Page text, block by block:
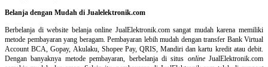
Belanja dengan Mudah di Jualelektronik.com
Berbelanja diwebsite belanja online JualElektronik.com sangat mudah karena memiliki
metode pembayaran yang beragam. Pembayaran lebih mudah dengan transfer Bank Virtual
Account BCA, Gopay, Akulaku, Shopee Pay, QRIS, Mandiri dan kartu kredit atau debit.
Dengan banyaknya metode pembayaran, berbelanja di situs onlineJualElektronik.com